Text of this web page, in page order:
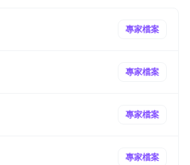
專家檔案
專家檔案
專家檔案
專家檔案